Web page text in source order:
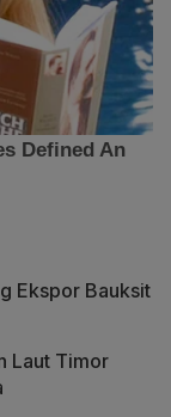
Ekspor Bauksit
Laut Timor